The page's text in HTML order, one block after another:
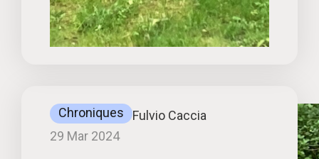
Chroniques
Fulvio Caccia
29 Mar 2024